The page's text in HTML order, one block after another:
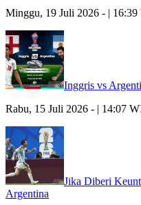
Minggu, 19 Juli 2026 - |
Inggris vs
Rabu, 15 Juli 2026 - | 14:07
Jika Diberi
Argentina